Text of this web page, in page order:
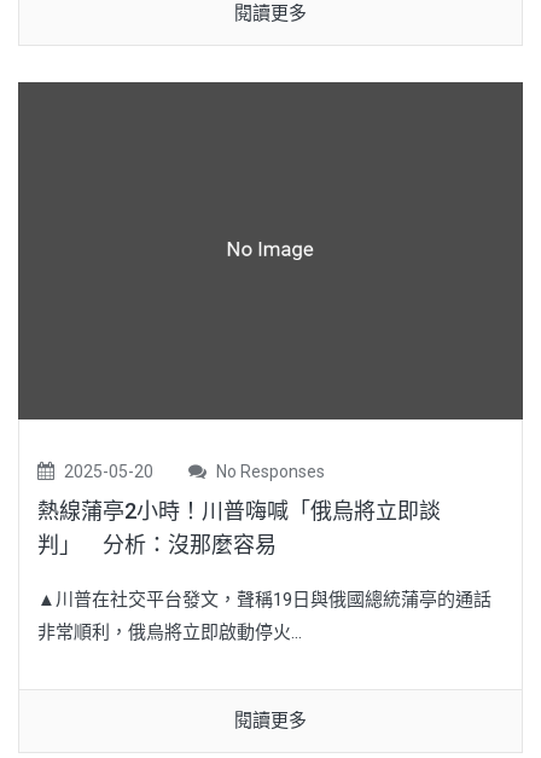
閱讀更多
2025-05-20 No Responses
熱線蒲亭2小時！川普嗨喊「俄烏將立即談
判」 分析：沒那麼容易
▲川普在社交平台發文，聲稱19日與俄國總統蒲亭的通話
非常順利，俄烏將立即啟動停火...
閱讀更多